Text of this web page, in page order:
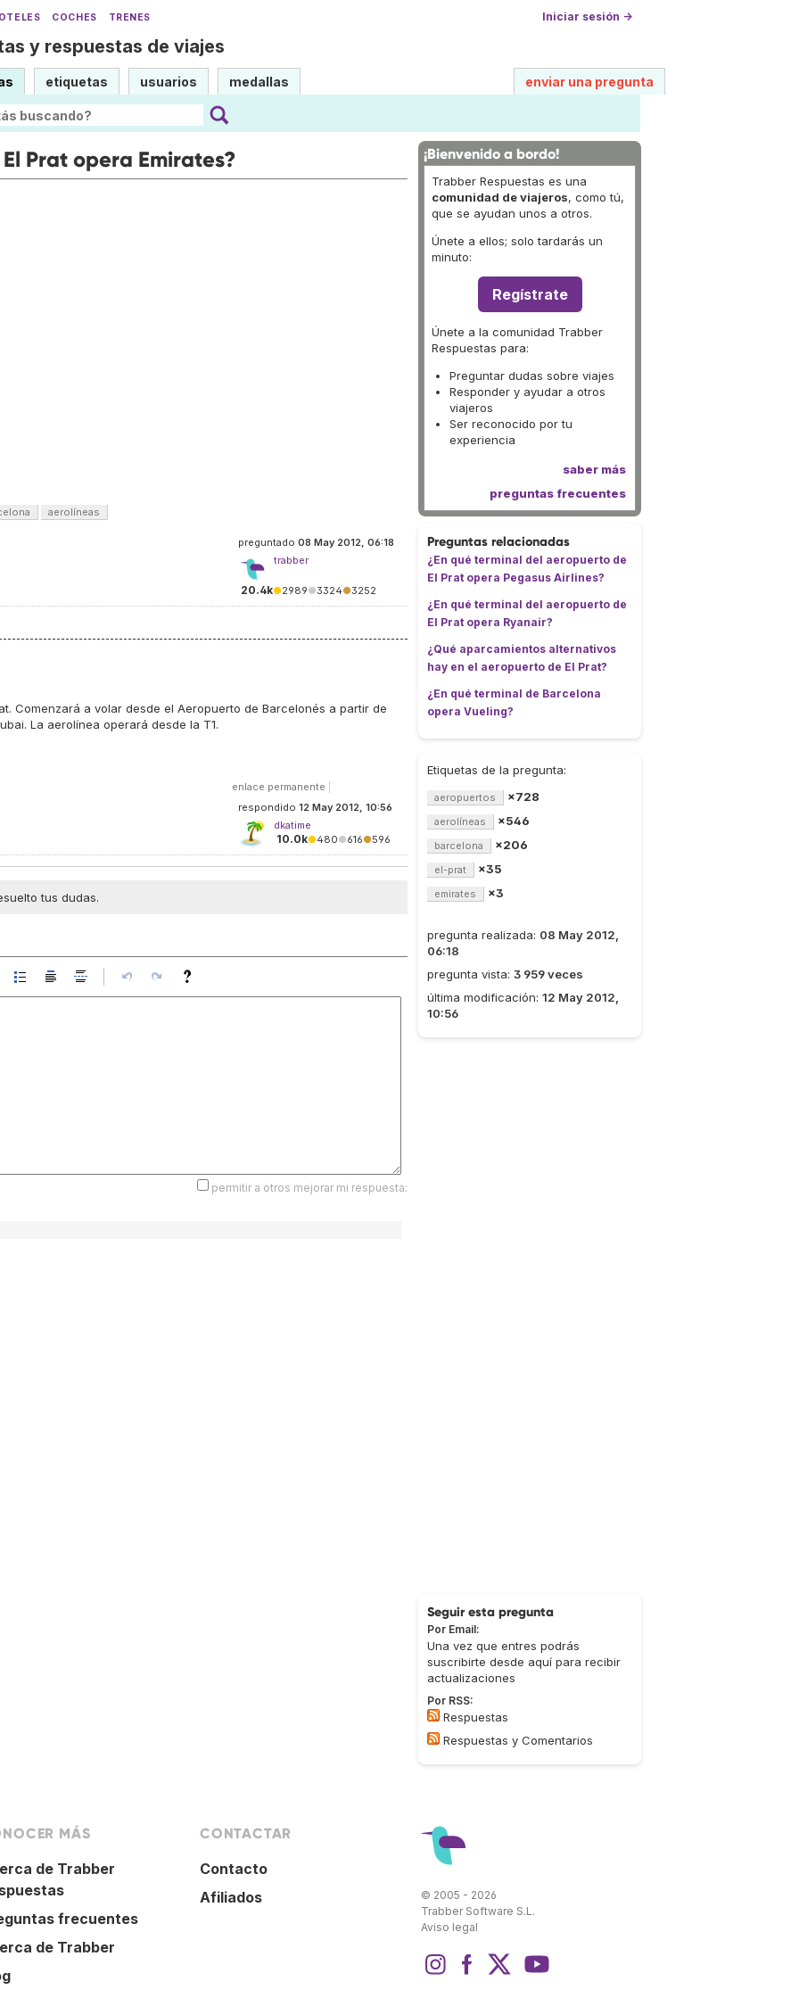
COCHES TRENES Iniciar sesión →
y respuestas de viajes
etiquetas usuarios medallas enviar una pregunta
Prat opera Emirates?
aerolíneas
preguntado 08 May 2012, 06:18
trabber
20.4k●2989●3324●3252
Comenzará a volar desde el Aeropuerto de Barcelonés a partir de
La aerolínea operará desde la T1.
enlace permanente
respondido 12 May 2012, 10:56
dkatime
10.0k●480●616●596
tus dudas.
permitir a otros mejorar mi respuesta:
¡Bienvenido a bordo!
Trabber Respuestas es una
comunidad de viajeros, como tú,
que se ayudan unos a otros.
Únete a ellos; solo tardarás un
minuto:
Regístrate
Únete a la comunidad Trabber
Respuestas para:
Preguntar dudas sobre viajes
Responder y ayudar a otros
viajeros
Ser reconocido por tu
experiencia
saber más
preguntas frecuentes
Preguntas relacionadas
¿En qué terminal del aeropuerto de
El Prat opera Pegasus Airlines?
¿En qué terminal del aeropuerto de
El Prat opera Ryanair?
¿Qué aparcamientos alternativos
hay en el aeropuerto de El Prat?
¿En qué terminal de Barcelona
opera Vueling?
Etiquetas de la pregunta:
aeropuertos ×728
aerolíneas ×546
barcelona ×206
el-prat ×35
emirates ×3
pregunta realizada: 08 May 2012,
06:18
pregunta vista: 3 959 veces
última modificación: 12 May 2012,
10:56
Seguir esta pregunta
Por Email:
Una vez que entres podrás
suscribirte desde aquí para recibir
actualizaciones
Por RSS:
Respuestas
Respuestas y Comentarios
MÁS
de Trabber
frecuentes
de Trabber
CONTACTAR
Contacto
Afiliados
© 2005 - 2026
Trabber Software S.L.
Aviso legal